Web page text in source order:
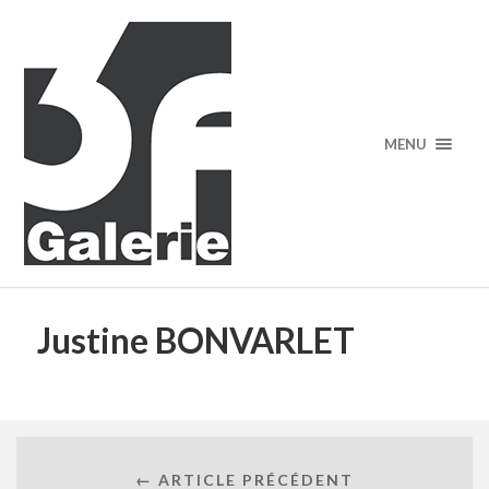
MENU
Justine BONVARLET
← ARTICLE PRÉCÉDENT